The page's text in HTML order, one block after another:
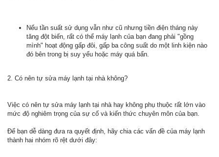
Nếu tần suất sử dụng vẫn như cũ nhưng tiền điện tháng này
tăng đột biến, rất có thể máy lạnh của bạn đang phải "gồng
mình" hoạt động gấp đôi, gấp ba công suất do một linh kiện nào
đó bên trong bị suy yếu hoặc máy quá bẩn.
2. Có nên tự sửa máy lạnh tại nhà không?
Việc có nên tự sửa máy lạnh tại nhà hay không phụ thuộc rất lớn vào
mức độ nghiêm trọng của sự cố và kiến thức chuyên môn của bạn.
Để bạn dễ dàng đưa ra quyết định, hãy chia các vấn đề của máy lạnh
thành hai nhóm rõ rệt dưới đây: